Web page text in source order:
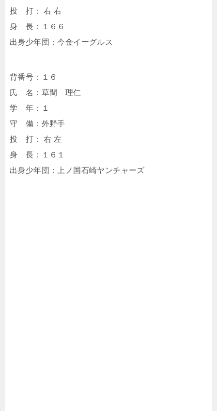
投 打： 右 右
身 長：１６６
出身少年団：今金イーグルス
背番号：１６
氏 名：草間 理仁
学 年：１
守 備：外野手
投 打： 右 左
身 長：１６１
出身少年団：上ノ国石崎ヤンチャーズ